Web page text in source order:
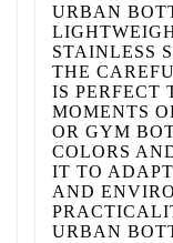
URBAN
STAINLESS
THE
IS PERFECT
MOMENTS
OR GYM
COLORS
IT TO
AND
URBAN